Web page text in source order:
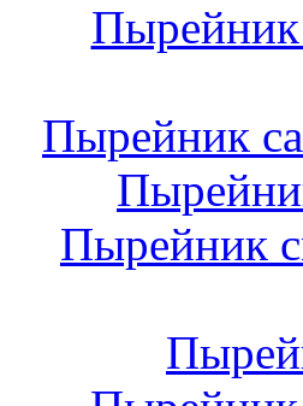
Пырейник
Пырейник